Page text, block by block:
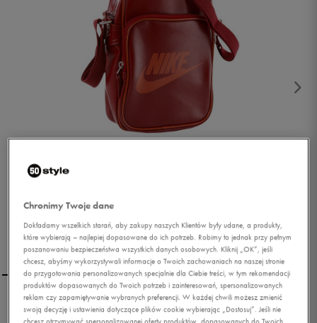
NIKE TORBA HERITAGE SI
Chronimy Twoje dane
Dokładamy wszelkich starań, aby zakupy naszych Klientów były udane, a produkty,
które wybierają – najlepiej dopasowane do ich potrzeb. Robimy to jednak przy pełnym
poszanowaniu bezpieczeństwa wszystkich danych osobowych. Kliknij „OK”, jeśli
chcesz, abyśmy wykorzystywali informacje o Twoich zachowaniach na naszej stronie
do przygotowania personalizowanych specjalnie dla Ciebie treści, w tym rekomendacji
produktów dopasowanych do Twoich potrzeb i zainteresowań, spersonalizowanych
reklam czy zapamiętywanie wybranych preferencji. W każdej chwili możesz zmienić
swoją decyzję i ustawienia dotyczące plików cookie wybierając „Dostosuj”. Jeśli nie
chcesz otrzymywać spersonalizowanej oferty produktów, dopasowanych do Twoich